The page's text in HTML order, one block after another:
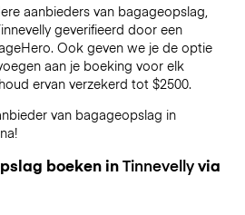
aanbieders van bagageopslag,
geverifieerd door een
Ook geven we je de optie
aan je boeking voor elk
ervan verzekerd tot $2500.
van bagageopslag in
boeken inTinnevellyvia